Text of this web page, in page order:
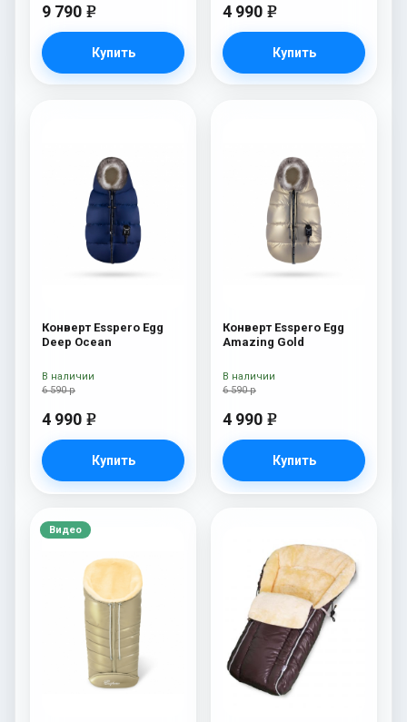
9 790 e
Купить
4 990 e
Купить
Конверт Esspero Egg
Deep Ocean
6 590 р
4 990 e
Купить
В наличии
Конверт Esspero Egg
Amazing Gold
6 590 р
4 990 e
Купить
В наличии
Видео